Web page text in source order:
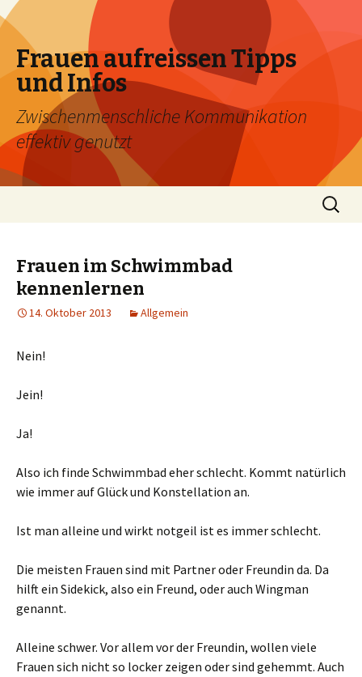
Frauen aufreissen Tipps
und Infos
Zwischenmenschliche Kommunikation
effektiv genutzt
Suchen
nach:
Frauen im Schwimmbad
kennenlernen
14. Oktober 2013 Allgemein
Nein!
Jein!
Ja!
Also ich finde Schwimmbad eher schlecht. Kommt natürlich
wie immer auf Glück und Konstellation an.
Ist man alleine und wirkt notgeil ist es immer schlecht.
Die meisten Frauen sind mit Partner oder Freundin da. Da
hilft ein Sidekick, also ein Freund, oder auch Wingman
genannt.
Alleine schwer. Vor allem vor der Freundin, wollen viele
Frauen sich nicht so locker zeigen oder sind gehemmt. Auch